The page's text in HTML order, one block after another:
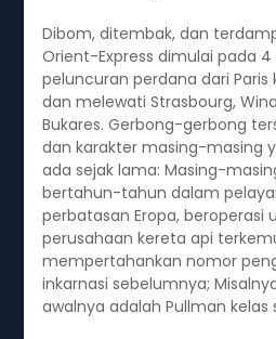
Dibom, ditembak, dan
Orient-Express dimulai pada 4
peluncuran perdana dari Paris
dan melewati Strasbourg,
Bukares. Gerbong-gerbong
dan karakter masing-masing
ada sejak lama: Masing-
bertahun-tahun dalam
perbatasan Eropa, beroperasi
perusahaan kereta api
mempertahankan nomor
inkarnasi sebelumnya;
awalnya adalah Pullman kelas